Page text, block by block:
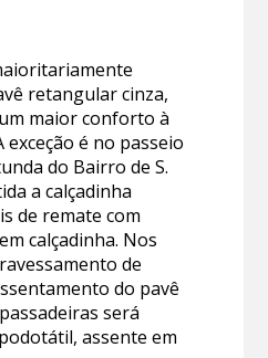
retangular cinza,
maior conforto à
exceção é no passeio
do Bairro de S.
a calçadinha
de remate com
calçadinha. Nos
de
do pavê
será
assente em